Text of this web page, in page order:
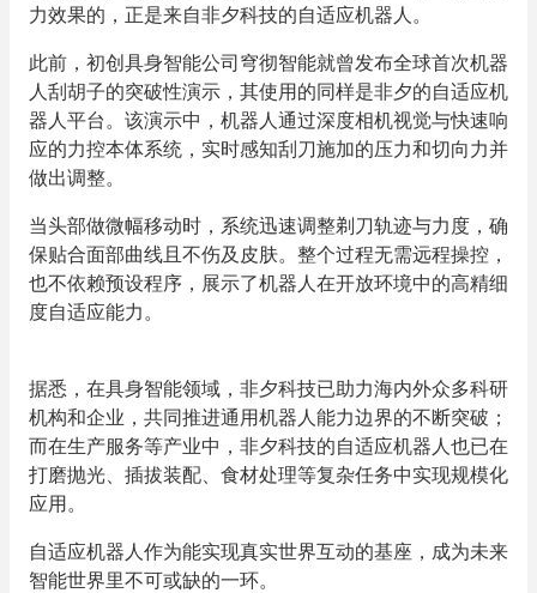
力效果的，正是来自非夕科技的自适应机器人。
此前，初创具身智能公司穹彻智能就曾发布全球首次机器
人刮胡子的突破性演示，其使用的同样是非夕的自适应机
器人平台。该演示中，机器人通过深度相机视觉与快速响
应的力控本体系统，实时感知刮刀施加的压力和切向力并
做出调整。
当头部做微幅移动时，系统迅速调整剃刀轨迹与力度，确
保贴合面部曲线且不伤及皮肤。整个过程无需远程操控，
也不依赖预设程序，展示了机器人在开放环境中的高精细
度自适应能力。
据悉，在具身智能领域，非夕科技已助力海内外众多科研
机构和企业，共同推进通用机器人能力边界的不断突破；
而在生产服务等产业中，非夕科技的自适应机器人也已在
打磨抛光、插拔装配、食材处理等复杂任务中实现规模化
应用。
自适应机器人作为能实现真实世界互动的基座，成为未来
智能世界里不可或缺的一环。